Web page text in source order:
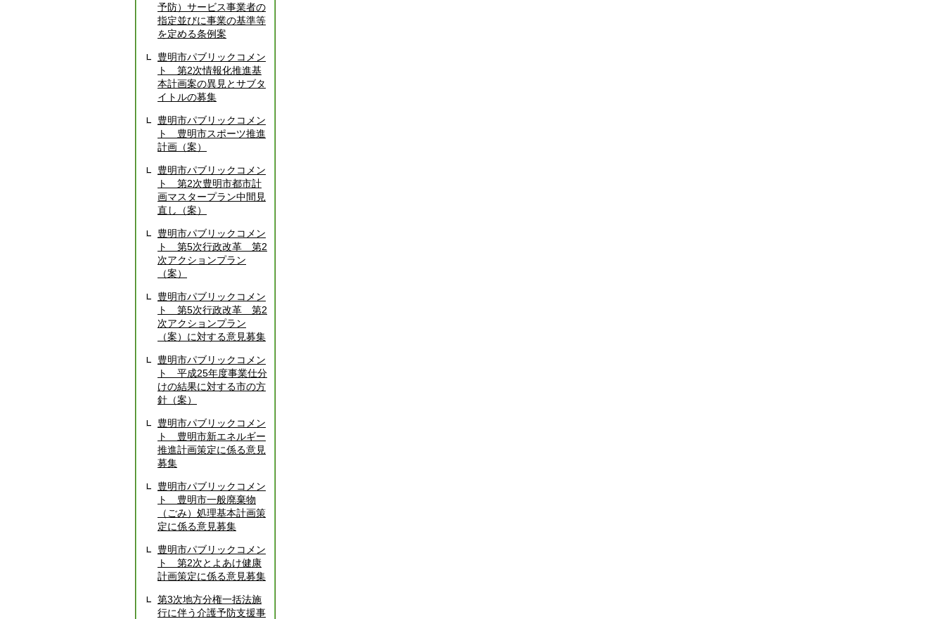
予防）サービス事業者の
指定並びに事業の基準等
を定める条例案
豊明市パブリックコメン
ト 第2次情報化推進基
本計画案の異見とサブタ
イトルの募集
豊明市パブリックコメン
ト 豊明市スポーツ推進
計画（案）
豊明市パブリックコメン
ト 第2次豊明市都市計
画マスタープラン中間見
直し（案）
豊明市パブリックコメン
ト 第5次行政改革 第2
次アクションプラン
（案）
豊明市パブリックコメン
ト 第5次行政改革 第2
次アクションプラン
（案）に対する意見募集
豊明市パブリックコメン
ト 平成25年度事業仕分
けの結果に対する市の方
針（案）
豊明市パブリックコメン
ト 豊明市新エネルギー
推進計画策定に係る意見
募集
豊明市パブリックコメン
ト 豊明市一般廃棄物
（ごみ）処理基本計画策
定に係る意見募集
豊明市パブリックコメン
ト 第2次とよあけ健康
計画策定に係る意見募集
第3次地方分権一括法施
行に伴う介護予防支援事